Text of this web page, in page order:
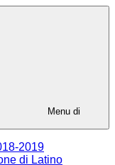
Menu di
2019
di Latino